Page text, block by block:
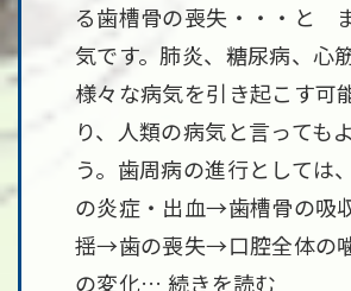
る歯槽骨の喪失・・・と
気です。肺炎、糖尿病、心
様々な病気を引き起こす可
り、人類の病気と言っても
う。歯周病の進行としては
の炎症・出血→歯槽骨の吸
揺→歯の喪失→口腔全体の
の変化… 続きを読む